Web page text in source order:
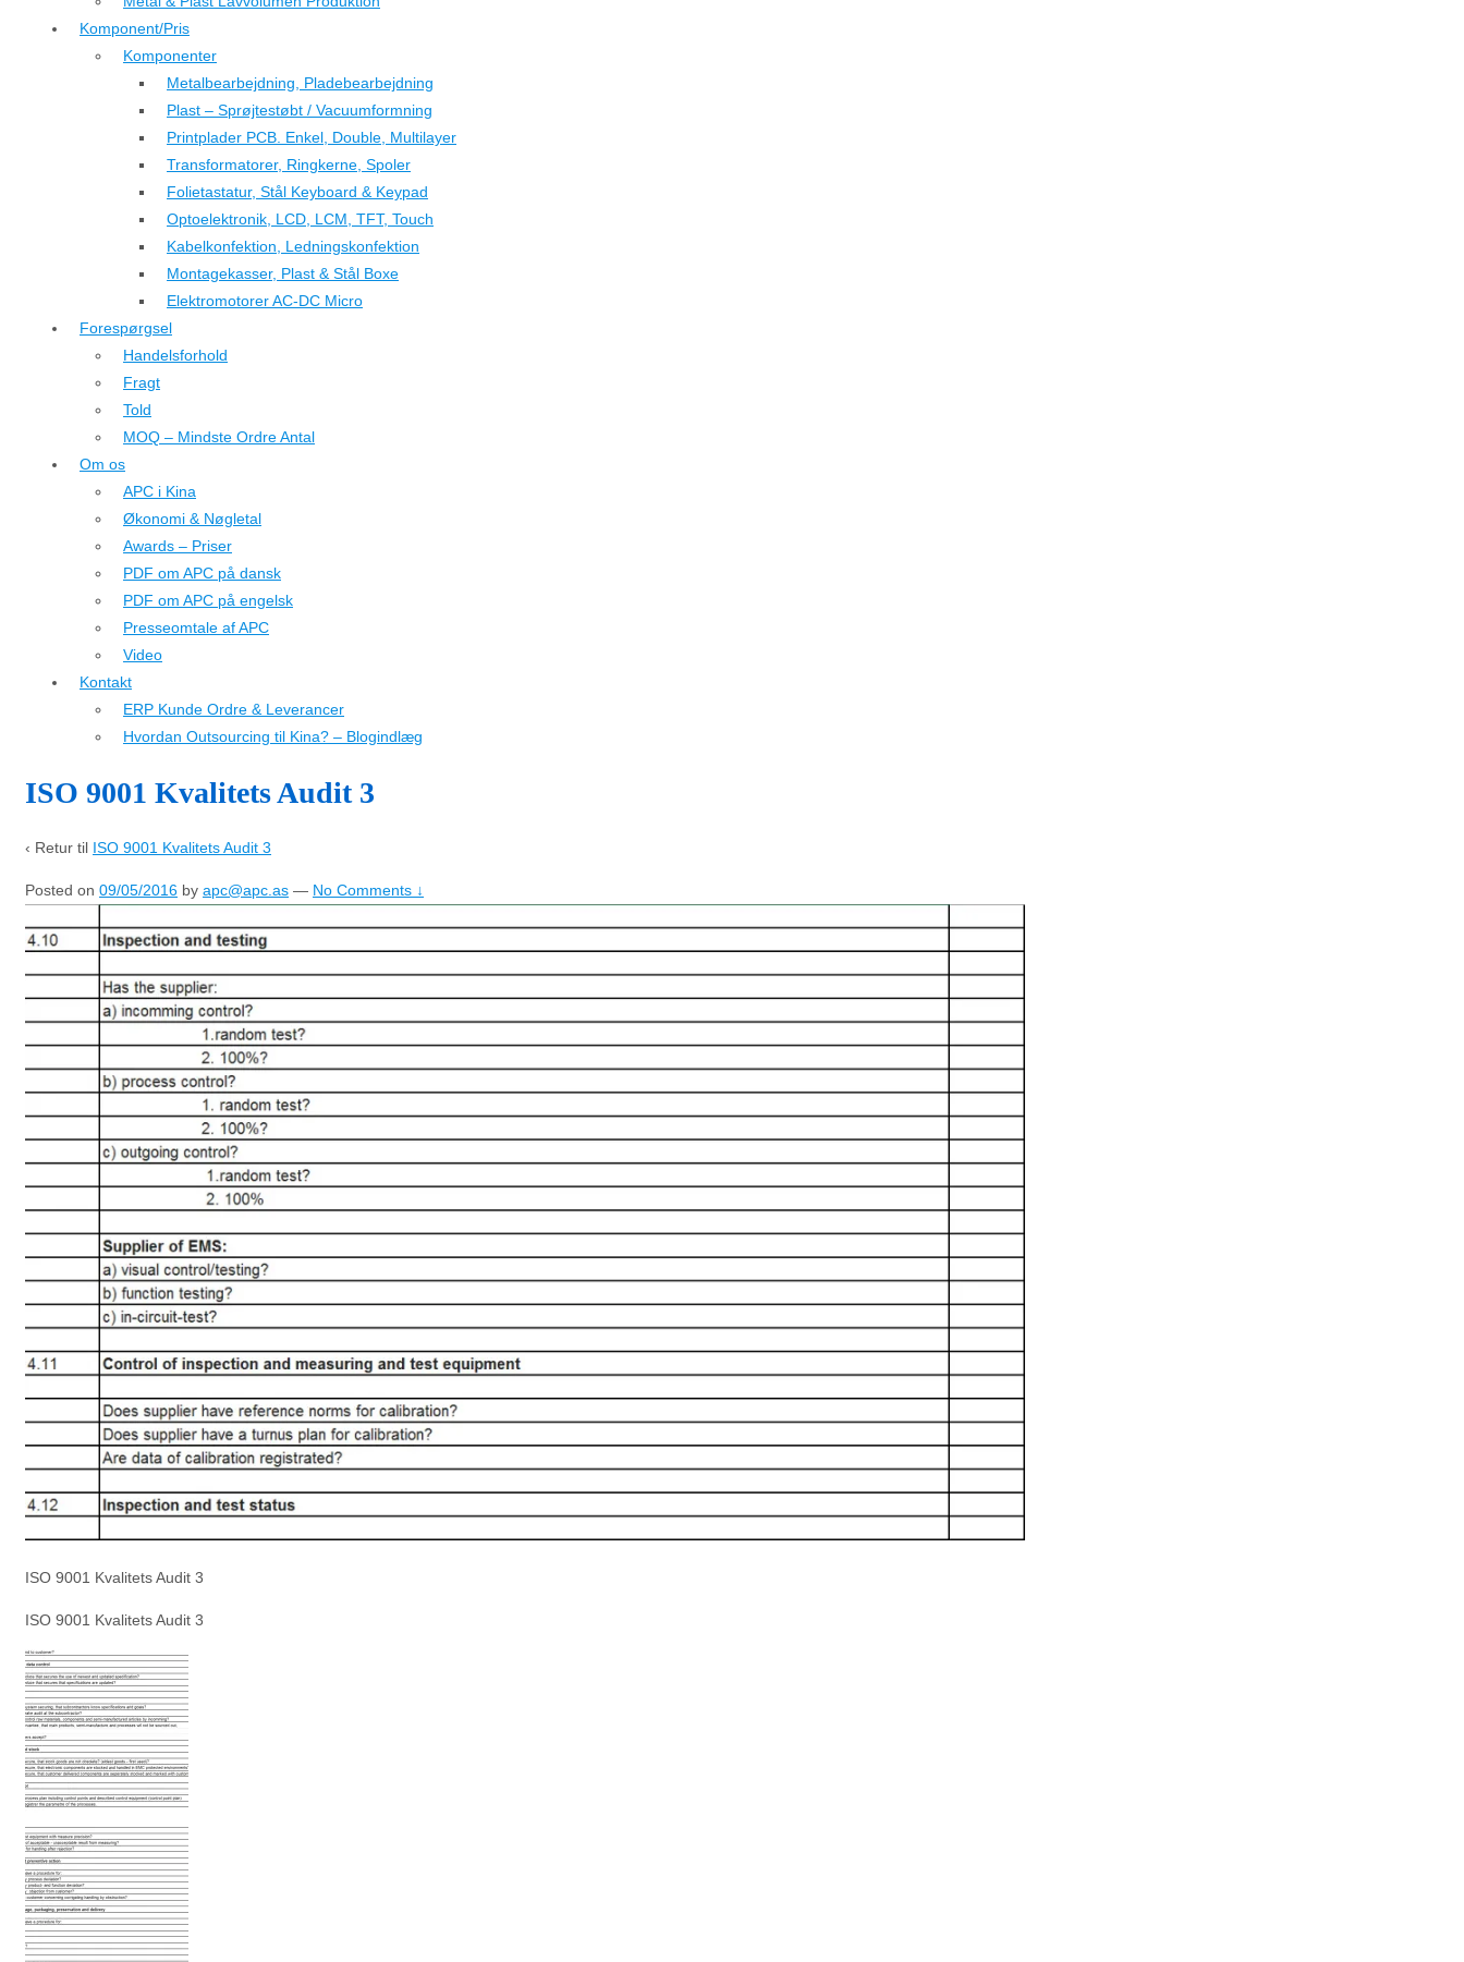
Komponent/Pris
Komponenter
Metalbearbejdning, Pladebearbejdning
Plast – Sprøjtestøbt / Vacuumformning
Printplader PCB. Enkel, Double, Multilayer
Transformatorer, Ringkerne, Spoler
Folietastatur, Stål Keyboard & Keypad
Optoelektronik, LCD, LCM, TFT, Touch
Kabelkonfektion, Ledningskonfektion
Montagekasser, Plast & Stål Boxe
Elektromotorer AC-DC Micro
Forespørgsel
Handelsforhold
Fragt
Told
MOQ – Mindste Ordre Antal
Om os
APC i Kina
Økonomi & Nøgletal
Awards – Priser
PDF om APC på dansk
PDF om APC på engelsk
Presseomtale af APC
Video
Kontakt
ERP Kunde Ordre & Leverancer
Hvordan Outsourcing til Kina? – Blogindlæg
ISO 9001 Kvalitets Audit 3
‹ Retur til ISO 9001 Kvalitets Audit 3
Posted on 09/05/2016 by apc@apc.as — No Comments ↓
ISO 9001 Kvalitets Audit 3
ISO 9001 Kvalitets Audit 3